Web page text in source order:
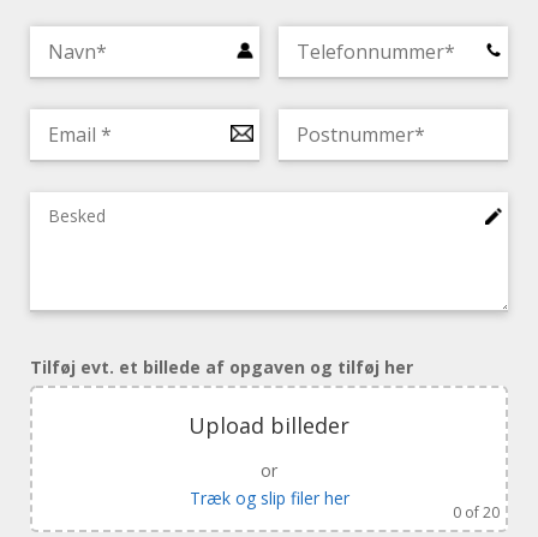
Tilføj evt. et billede af opgaven og tilføj her
Upload billeder
or
Træk og slip filer her
0 of 20